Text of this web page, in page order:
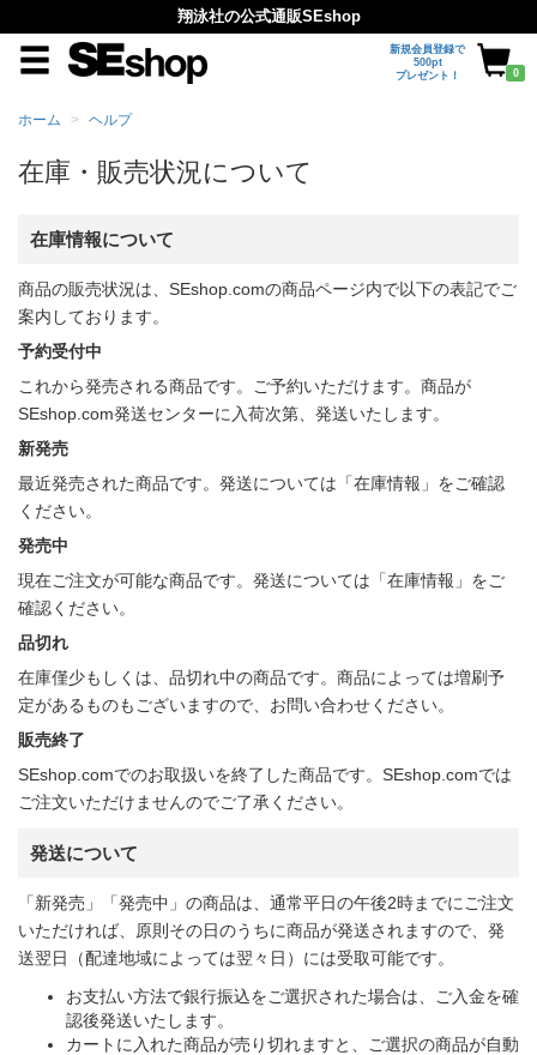
翔泳社の公式通販SEshop
新規会員登録で
500pt
プレゼント！
0
ホーム ヘルプ
在庫・販売状況について
在庫情報について
商品の販売状況は、SEshop.comの商品ページ内で以下の表記でご
案内しております。
予約受付中
これから発売される商品です。ご予約いただけます。商品が
SEshop.com発送センターに入荷次第、発送いたします。
新発売
最近発売された商品です。発送については「在庫情報」をご確認
ください。
発売中
現在ご注文が可能な商品です。発送については「在庫情報」をご
確認ください。
品切れ
在庫僅少もしくは、品切れ中の商品です。商品によっては増刷予
定があるものもございますので、お問い合わせください。
販売終了
SEshop.comでのお取扱いを終了した商品です。SEshop.comでは
ご注文いただけませんのでご了承ください。
発送について
「新発売」「発売中」の商品は、通常平日の午後2時までにご注文
いただければ、原則その日のうちに商品が発送されますので、発
送翌日（配達地域によっては翌々日）には受取可能です。
お支払い方法で銀行振込をご選択された場合は、ご入金を確
認後発送いたします。
カートに入れた商品が売り切れますと、ご選択の商品が自動